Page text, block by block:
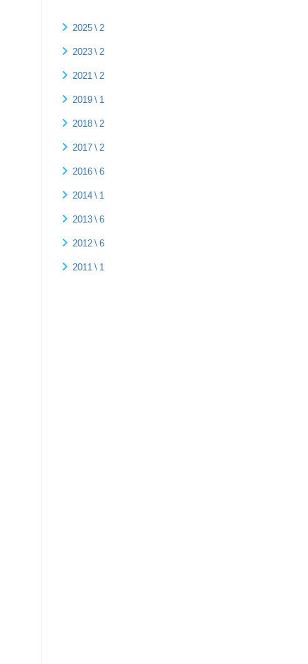
2025 \ 2
2023 \ 2
2021 \ 2
2019 \ 1
2018 \ 2
2017 \ 2
2016 \ 6
2014 \ 1
2013 \ 6
2012 \ 6
2011 \ 1